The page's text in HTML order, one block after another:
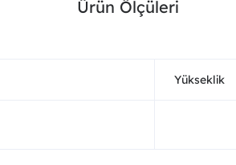
Ürün Ölçüleri
Yükseklik